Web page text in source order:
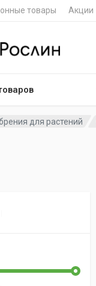
товары Акции
для растений